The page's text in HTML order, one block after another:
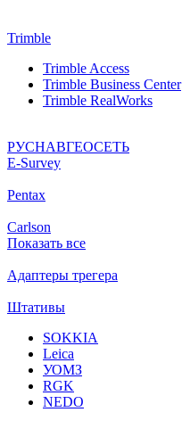
Trimble
Trimble Access
Trimble Business Center
Trimble RealWorks
РУСНАВГЕОСЕТЬ
Е-Survey
Pentax
Carlson
Показать все
Адаптеры трегера
Штативы
SOKKIA
Leica
УОМЗ
RGK
NEDO